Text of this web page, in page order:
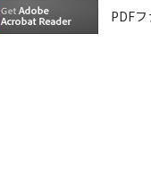
ウェアデータの書換は
本サービスは、予告
PDF